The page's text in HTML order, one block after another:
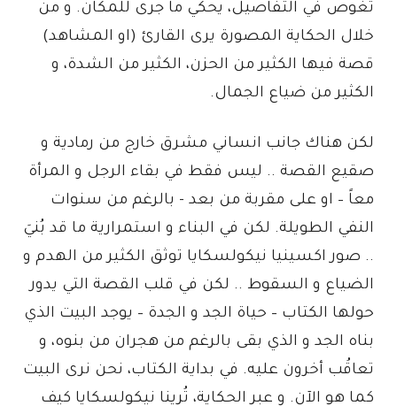
تغوص في التفاصيل، يحكي ما جرى للمكان. و من
خلال الحكاية المصورة يرى القارئ (او المشاهد)
قصة فيها الكثير من الحزن، الكثير من الشدة، و
الكثير من ضياع الجمال.
لكن هناك جانب انساني مشرق خارج من رمادية و
صقيع القصة .. ليس فقط في بقاء الرجل و المرأة
معاً – او على مقربة من بعد - بالرغم من سنوات
النفي الطويلة. لكن في البناء و استمرارية ما قد بُنيَ
.. صور اكسينيا نيكولسكايا توثق الكثير من الهدم و
الضياع و السقوط .. لكن في قلب القصة التي يدور
حولها الكتاب – حياة الجد و الجدة – يوجد البيت الذي
بناه الجد و الذي بقى بالرغم من هجران من بنوه، و
تعاقُب أخرون عليه. في بداية الكتاب، نحن نرى البيت
كما هو الآن. و عبر الحكاية، تُرينا نيكولسكايا كيف